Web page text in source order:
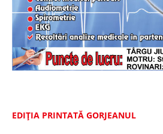
EDIȚIA PRINTATĂ GORJEANUL